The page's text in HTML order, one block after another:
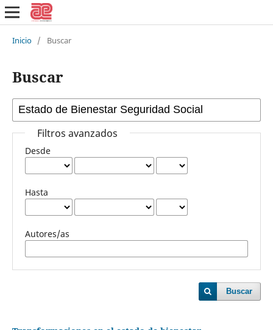
Inicio / Buscar
Buscar
Filtros avanzados
Desde
Hasta
Autores/as
Buscar